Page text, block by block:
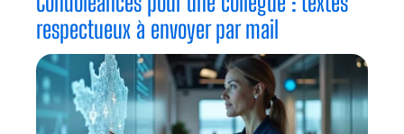
respectueux à envoyer par mail